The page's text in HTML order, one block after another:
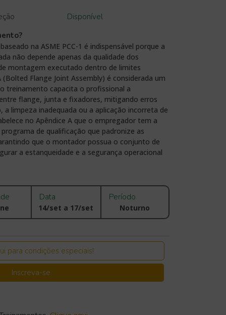
Disponível
na ASME PCC-1 é indispensável porque a
não depende apenas da qualidade dos
montagem executado dentro de limites
Flange Joint Assembly) é considerada um
treinamento capacita o profissional a
flange, junta e fixadores, mitigando erros
limpeza inadequada ou a aplicação incorreta de
no Apêndice A que o empregador tem a
de qualificação que padronize as
que o montador possua o conjunto de
a estanqueidade e a segurança operacional
Data
14/set a 17/set
Período
Noturno
para condições especiais!
Inscreva-se